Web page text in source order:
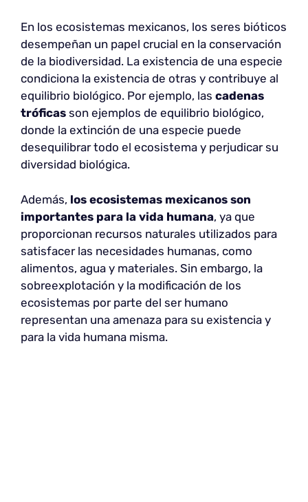
En los ecosistemas mexicanos, los seres bióticos
desempeñan un papel crucial en la conservación
de la biodiversidad. La existencia de una especie
condiciona la existencia de otras y contribuye al
equilibrio biológico. Por ejemplo, las cadenas
tróficas son ejemplos de equilibrio biológico,
donde la extinción de una especie puede
desequilibrar todo el ecosistema y perjudicar su
diversidad biológica.
Además, los ecosistemas mexicanos son
importantes para la vida humana, ya que
proporcionan recursos naturales utilizados para
satisfacer las necesidades humanas, como
alimentos, agua y materiales. Sin embargo, la
sobreexplotación y la modificación de los
ecosistemas por parte del ser humano
representan una amenaza para su existencia y
para la vida humana misma.